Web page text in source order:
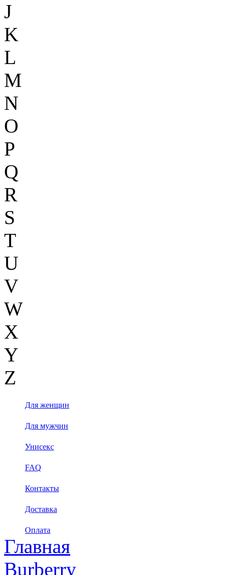
J
K
L
M
N
O
P
Q
R
S
T
U
V
W
X
Y
Z
Для женщин
Для мужчин
Унисекс
FAQ
Контакты
Доставка
Оплата
Главная
Burberry